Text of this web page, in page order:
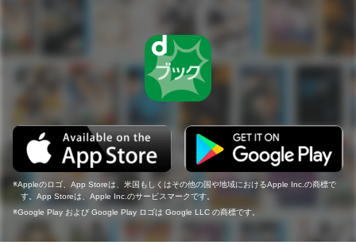
Appleのロゴ、App Storeは、米国もしくはその他の国や地域におけるApple Inc.の商標で
す。App Storeは、Apple Inc.のサービスマークです。
Google Play および Google Play ロゴは Google LLC の商標です。